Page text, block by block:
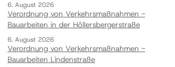
6. August 2026
Verordnung von Verkehrsmaßnahmen -
Bauarbeiten in der Höllersbergerstraße
6. August 2026
Verordnung von Verkehrsmaßnahmen -
Bauarbeiten Lindenstraße